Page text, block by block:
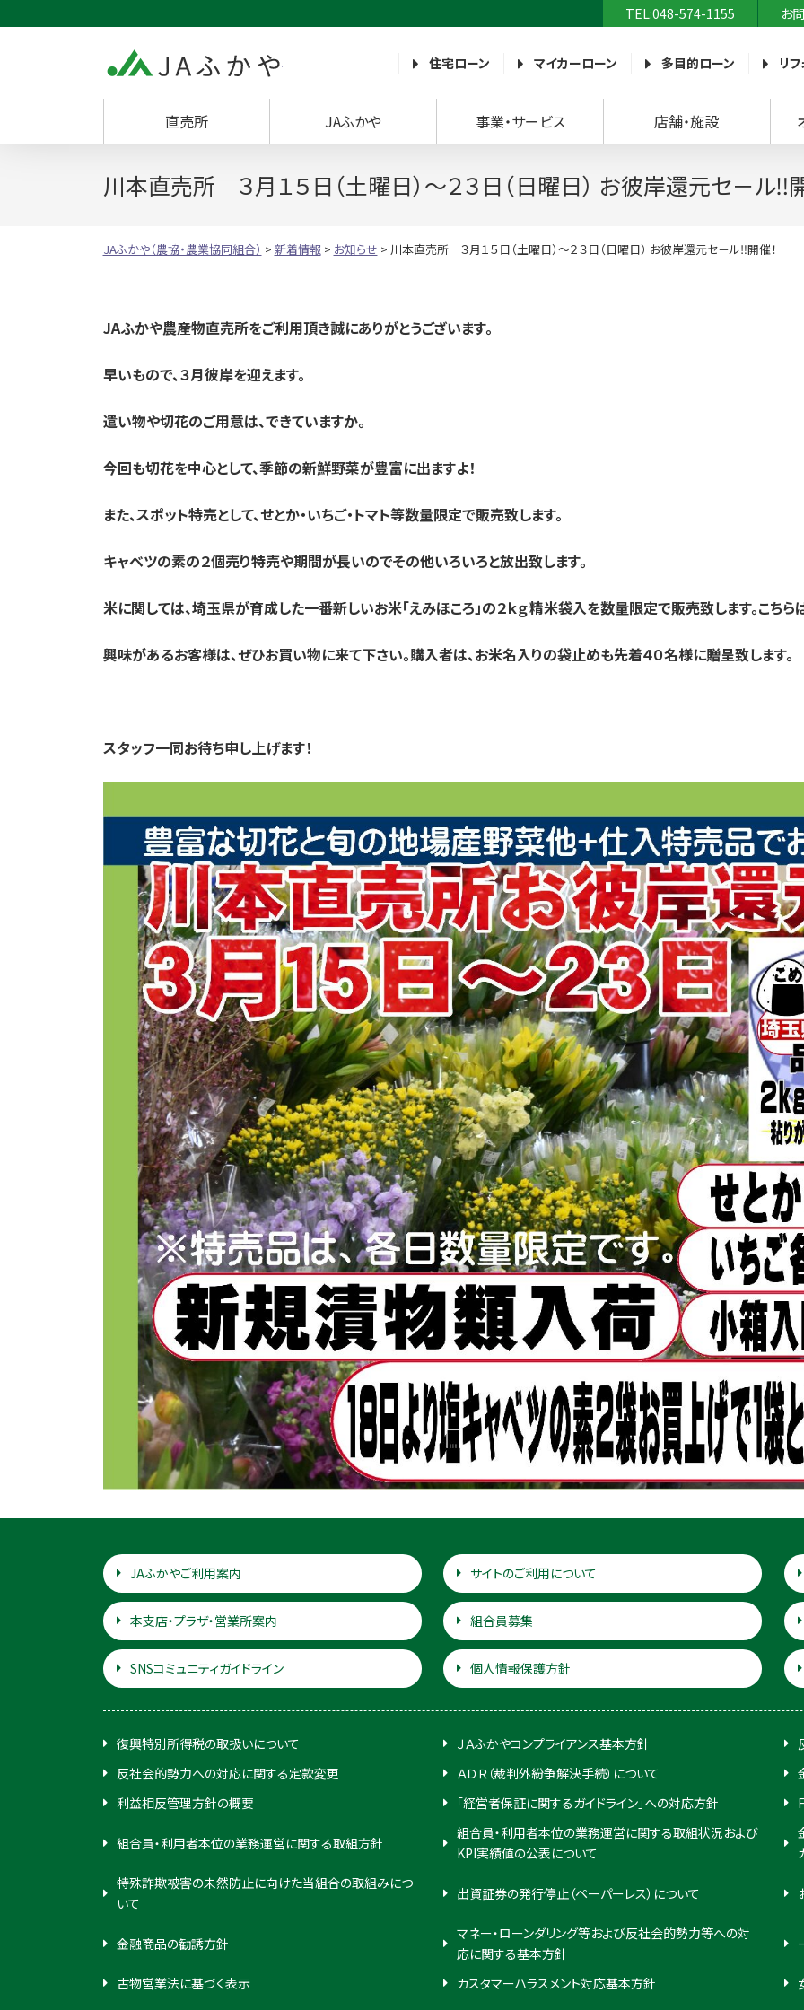
TEL:048-574-1155 お
JAふかや（農協・農業協同組合）
住宅ローン マイカーローン 多目的ローン リ
直売所 JAふかや 事業・サービス 店舗・施設
川本直売所 ３月１５日（土曜日）～２３日（日曜日） お彼岸還元セ－ル‼
JAふかや（農協・農業協同組合） > 新着情報> お知らせ > 川本直売所 ３月１５日（土曜日）～２３日（日曜日） お彼岸還元セ－ル‼開催！
JAふかや農産物直売所をご利用頂き誠にありがとうございます。
早いもので、３月彼岸を迎えます。
遣い物や切花のご用意は、できていますか。
今回も切花を中心として、季節の新鮮野菜が豊富に出ますよ！
また、スポット特売として、せとか・いちご・トマト等数量限定で販売致します。
キャベツの素の２個売り特売や期間が長いのでその他いろいろと放出致します。
米に関しては、埼玉県が育成した一番新しいお米「えみほころ」の２ｋｇ精米袋入を数量限定で販売致します。こちら
興味があるお客様は、ぜひお買い物に来て下さい。購入者は、お米名入りの袋止めも先着４０名様に贈呈致します。
スタッフ一同お待ち申し上げます！
JAふかやご利用案内 サイトのご利用について
本支店・プラザ・営業所案内 組合員募集
SNSコミュニティガイドライン 個人情報保護方針
復興特別所得税の取扱いについて ＪＡふかやコンプライアンス基本方針
反社会的勢力への対応に関する定款変更
ＡＤＲ（裁判外紛争解決手続）について
利益相反管理方針の概要
「経営者保証に関するガイドライン」への対応方針
組合員・利用者本位の業務運営に関する取組方針
組合員・利用者本位の業務運営に関する取組状況および
KPI実績値の公表について
特殊詐欺被害の未然防止に向けた当組合の取組みにつ
いて
出資証券の発行停止（ペーパーレス）について
金融商品の勧誘方針
マネー・ローンダリング等および反社会的勢力等への対
応に関する基本方針
古物営業法に基づく表示 カスタマーハラスメント対応基本方針